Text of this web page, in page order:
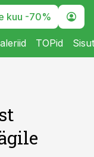
kuu -70%
TOPid